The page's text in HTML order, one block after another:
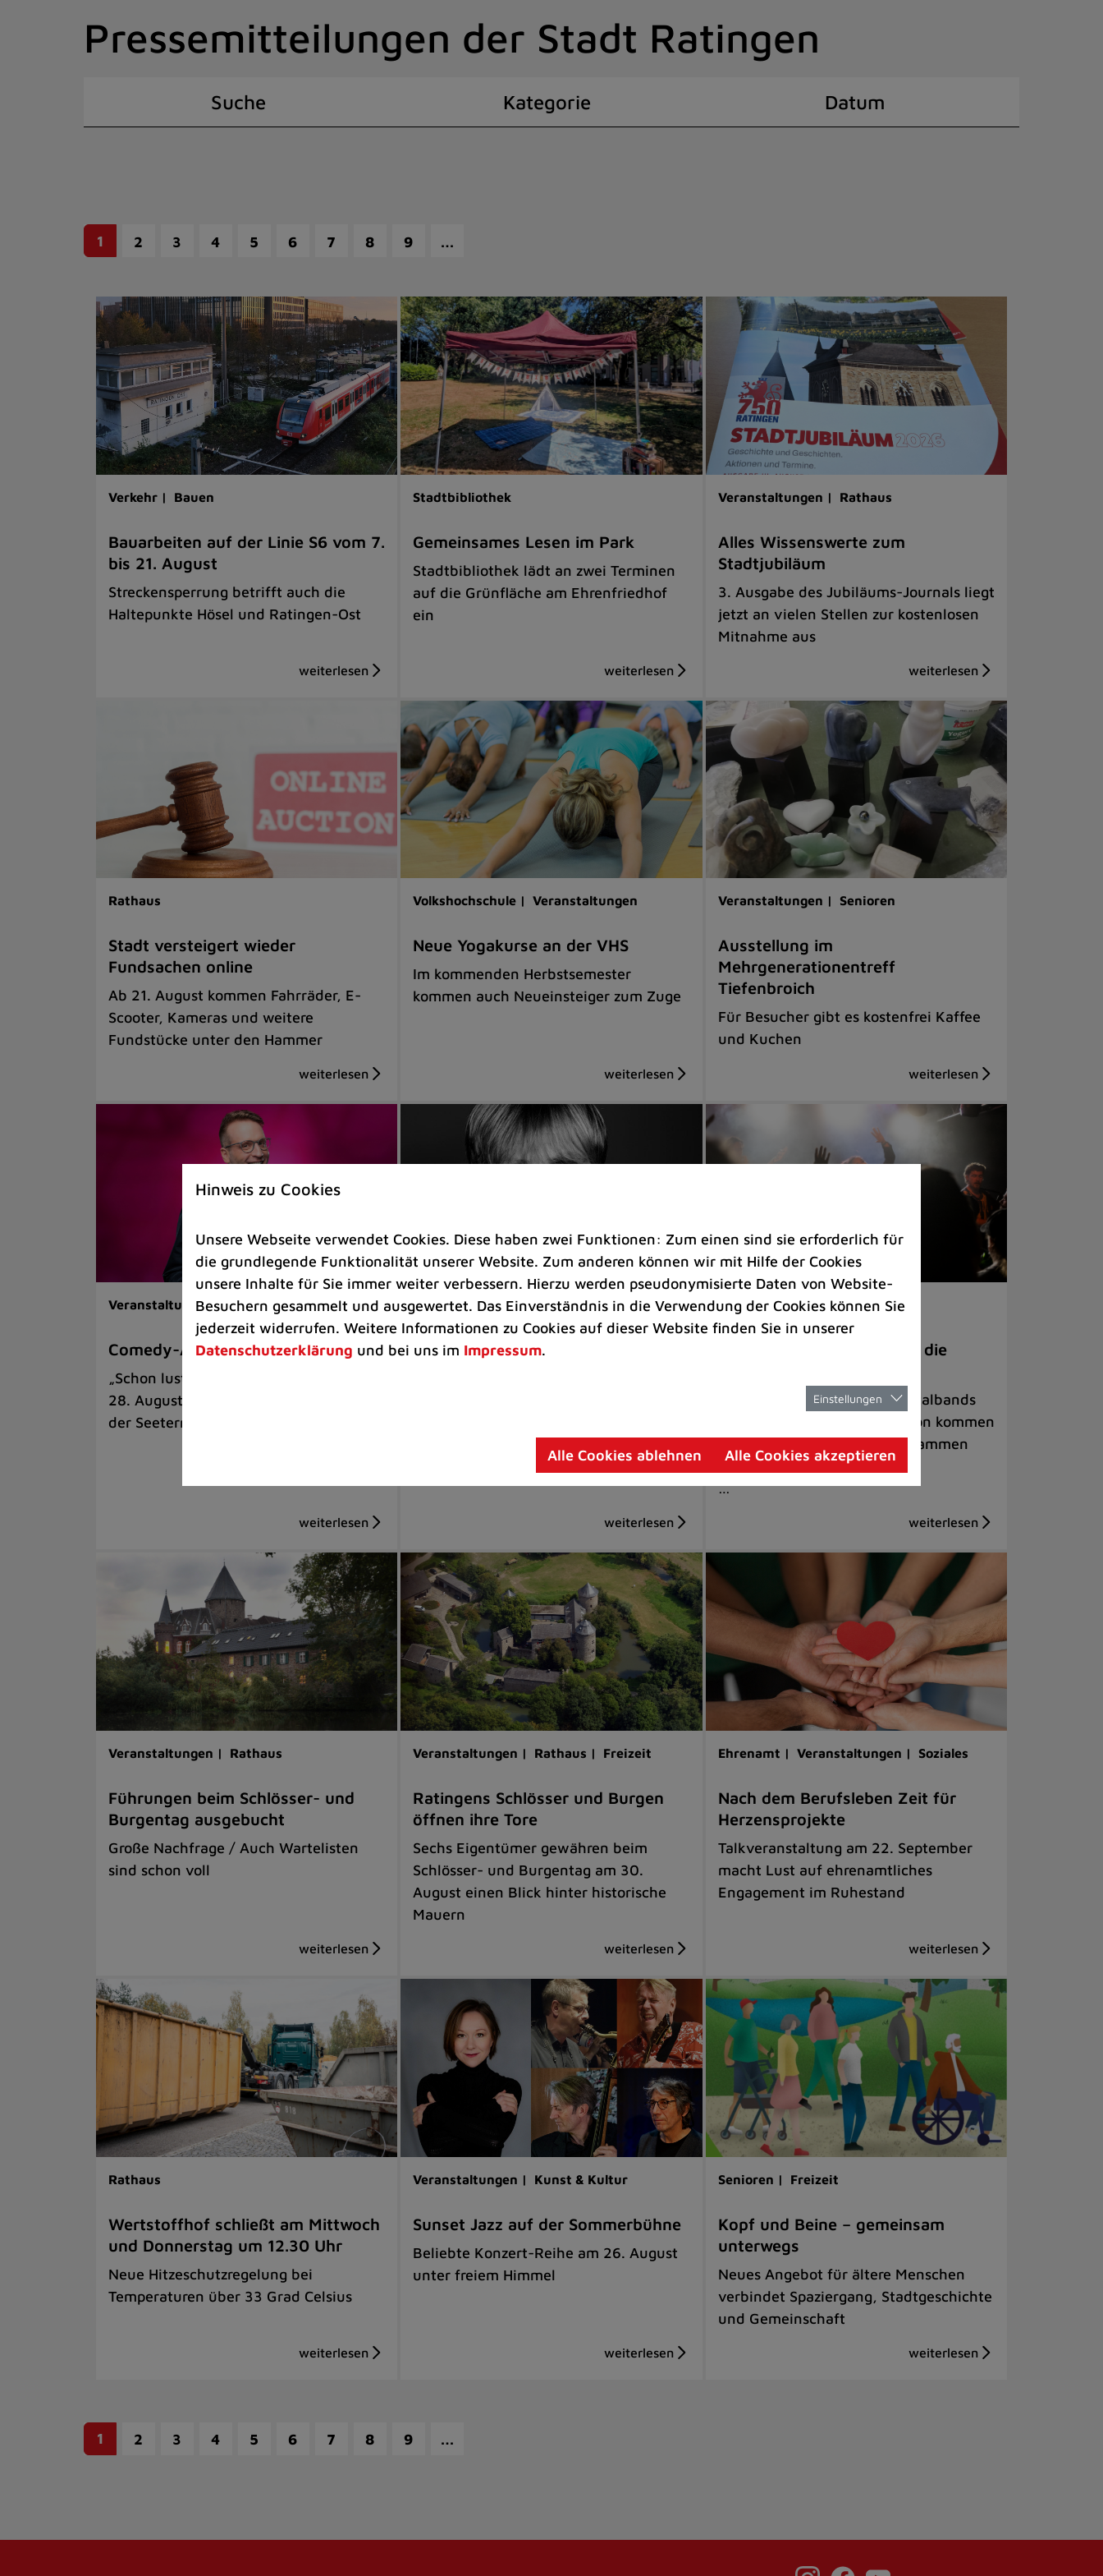
Pressemitteilungen der Stadt Ratingen
Suche Kategorie Datum
1 2 3 4 5 6 7 8 9 …
Verkehr | Bauen
Bauarbeiten auf der Linie S6 vom 7.
bis 21. August
Streckensperrung betrifft auch die
Haltepunkte Hösel und Ratingen-Ost
Stadtbibliothek
Gemeinsames Lesen im Park
Stadtbibliothek lädt an zwei Terminen
auf die Grünfläche am Ehrenfriedhof
ein
Veranstaltungen | Rathaus
Alles Wissenswerte zum
Stadtjubiläum
3. Ausgabe des Jubiläums-Journals liegt
jetzt an vielen Stellen zur kostenlosen
Mitnahme aus
Rathaus
Stadt versteigert wieder
Fundsachen online
Ab 21. August kommen Fahrräder, E-
Scooter, Kameras und weitere
Fundstücke unter den Hammer
Volkshochschule | Veranstaltungen
Neue Yogakurse an der VHS
Im kommenden Herbstsemester
kommen auch Neueinsteiger zum Zuge
Veranstaltungen | Senioren
Ausstellung im
Mehrgenerationentreff
Tiefenbroich
Für Besucher gibt es kostenfrei Kaffee
und Kuchen
Veranstaltungen | Kunst & Kultur
Comedy-Abend mit Benni Stark
„Schon lustig, wenn’s witzig ist!“ am
28. August auf der Sommerbühne an
der Seeterrasse
Veranstaltungen
Kultkicker Ansgar Brinkmann
Veranstaltungen
„Manege Madness“ bringt die
Internationale Rock- und Metalbands
und starke Acts aus der Region kommen
am 17. Oktober in Lintorf zusammen
…
Veranstaltungen | Rathaus
Führungen beim Schlösser- und
Burgentag ausgebucht
Große Nachfrage / Auch Wartelisten
sind schon voll
Veranstaltungen | Rathaus | Freizeit
Ratingens Schlösser und Burgen
öffnen ihre Tore
Sechs Eigentümer gewähren beim
Schlösser- und Burgentag am 30.
August einen Blick hinter historische
Mauern
Ehrenamt | Veranstaltungen | Soziales
Nach dem Berufsleben Zeit für
Herzensprojekte
Talkveranstaltung am 22. September
macht Lust auf ehrenamtliches
Engagement im Ruhestand
Rathaus
Wertstoffhof schließt am Mittwoch
und Donnerstag um 12.30 Uhr
Neue Hitzeschutzregelung bei
Temperaturen über 33 Grad Celsius
Veranstaltungen | Kunst & Kultur
Sunset Jazz auf der Sommerbühne
Beliebte Konzert-Reihe am 26. August
unter freiem Himmel
Senioren | Freizeit
Kopf und Beine – gemeinsam
unterwegs
Neues Angebot für ältere Menschen
verbindet Spaziergang, Stadtgeschichte
und Gemeinschaft
1 2 3 4 5 6 7 8 9 …
Hinweis zu Cookies
Unsere Webseite verwendet Cookies. Diese haben zwei Funktionen: Zum einen sind sie erforderlich für
die grundlegende Funktionalität unserer Website. Zum anderen können wir mit Hilfe der Cookies
unsere Inhalte für Sie immer weiter verbessern. Hierzu werden pseudonymisierte Daten von Website-
Besuchern gesammelt und ausgewertet. Das Einverständnis in die Verwendung der Cookies können Sie
jederzeit widerrufen. Weitere Informationen zu Cookies auf dieser Website finden Sie in unserer
Datenschutzerklärung und bei uns im Impressum.
Einstellungen
Alle Cookies ablehnen Alle Cookies akzeptieren